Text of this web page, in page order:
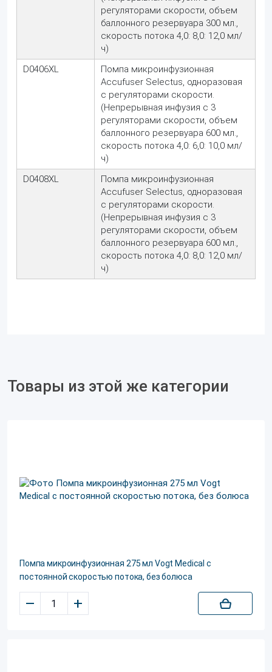
регуляторами скорости, объем
баллонного резервуара 300 мл.,
скорость потока 4,0: 8,0: 12,0 мл/
ч)
D0406XL
Помпа микроинфузионная
Accufuser Selectus, одноразовая
с регуляторами скорости.
(Непрерывная инфузия с 3
регуляторами скорости, объем
баллонного резервуара 600 мл.,
скорость потока 4,0: 6,0: 10,0 мл/
ч)
D0408XL
Помпа микроинфузионная
Accufuser Selectus, одноразовая
с регуляторами скорости.
(Непрерывная инфузия с 3
регуляторами скорости, объем
баллонного резервуара 600 мл.,
скорость потока 4,0: 8,0: 12,0 мл/
ч)
Товары из этой же категории
Помпа микроинфузионная 275 мл Vogt Medical с
постоянной скоростью потока, без болюса
– +